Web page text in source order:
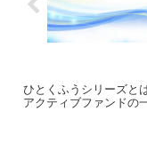
ひとくふうシリーズと
アクティブファンドの